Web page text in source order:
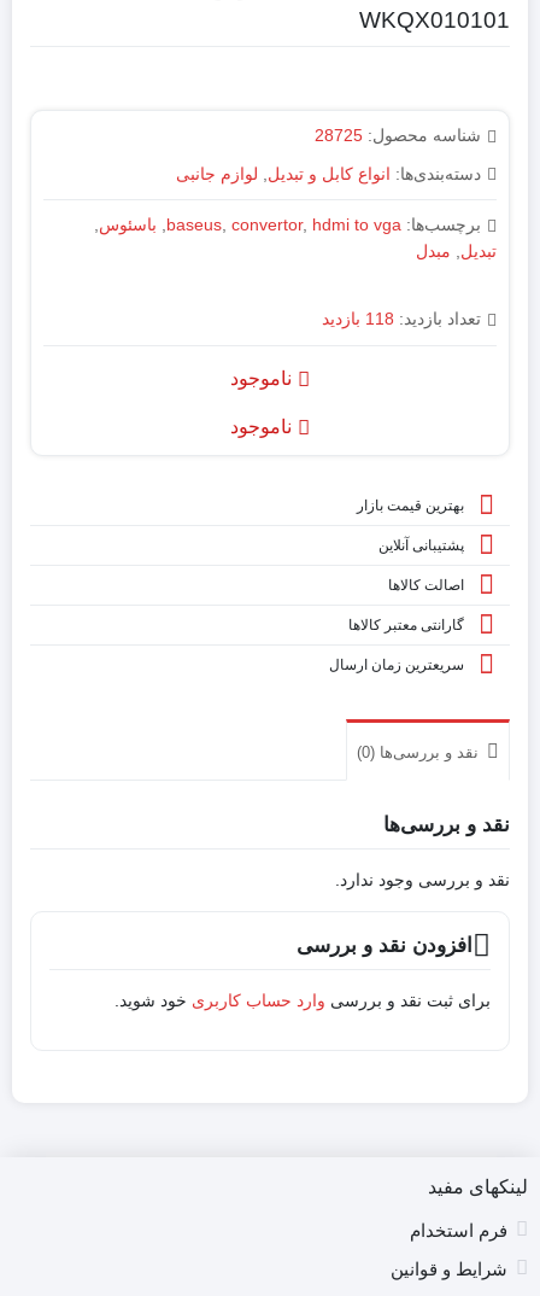
WKQX010101
شناسه محصول: 28725
دسته‌بندی‌ها: انواع کابل و تبدیل لوازم جانبی
برچسب‌ها: baseus, convertor, hdmi to vga
, باسئوس,
تبدیل, مبدل
تعداد بازدید: 118 بازدید
ناموجود
ناموجود
بهترین قیمت بازار
پشتیبانی آنلاین
اصالت کالاها
گارانتی معتبر کالاها
سریعترین زمان ارسال
نقد و بررسی‌ها (0)
نقد و بررسی‌ها
نقد و بررسی وجود ندارد.
افزودن نقد و بررسی
برای ثبت نقد و بررسی وارد حساب کاربری خود شوید.
لینکهای مفید
فرم استخدام
شرایط و قوانین